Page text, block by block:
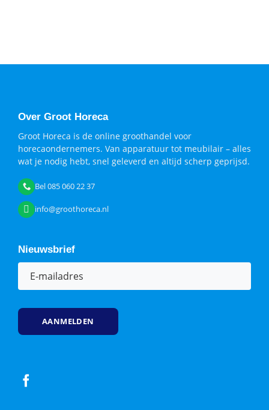
Over Groot Horeca
Groot Horeca is de online groothandel voor
horecaondernemers. Van apparatuur tot meubilair – alles
wat je nodig hebt, snel geleverd en altijd scherp geprijsd.
Bel 085 060 22 37
info@groothoreca.nl
Nieuwsbrief
E-
mailadres(Vereist)